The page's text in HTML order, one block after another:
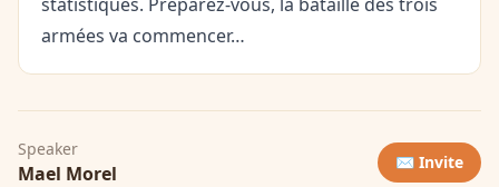
armées va commencer…
Speaker
Mael Morel ✉️ Invite